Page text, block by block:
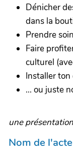
Dénicher
dans la
Prendre
Faire
culturel
Installer ton
... ou juste
une
Nom de